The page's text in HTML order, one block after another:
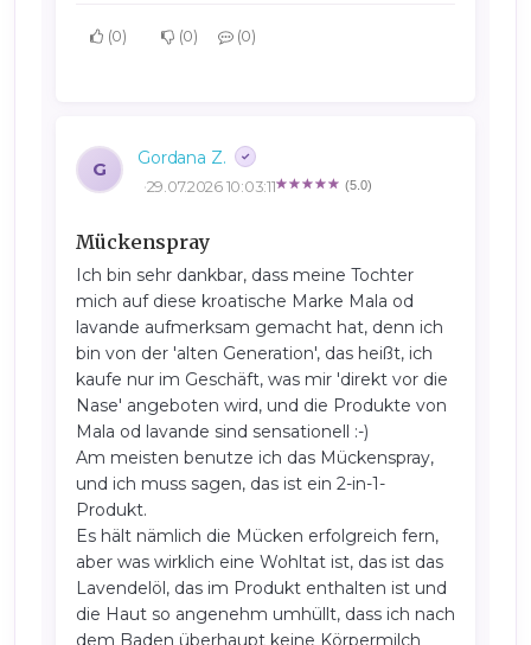
0 0 0
G Gordana Z.
(5.0)
29.07.2026 10:03:11
Mückenspray
Ich bin sehr dankbar, dass meine Tochter
mich auf diese kroatische Marke Mala od
lavande aufmerksam gemacht hat, denn ich
bin von der 'alten Generation', das heißt, ich
kaufe nur im Geschäft, was mir 'direkt vor die
Nase' angeboten wird, und die Produkte von
Mala od lavande sind sensationell :-)
Am meisten benutze ich das Mückenspray,
und ich muss sagen, das ist ein 2-in-1-
Produkt.
Es hält nämlich die Mücken erfolgreich fern,
aber was wirklich eine Wohltat ist, das ist das
Lavendelöl, das im Produkt enthalten ist und
die Haut so angenehm umhüllt, dass ich nach
dem Baden überhaupt keine Körpermilch